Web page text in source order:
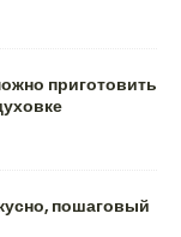
приготовить
пошаговый